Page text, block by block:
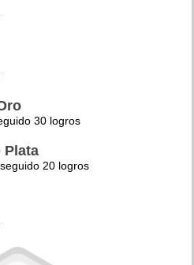
30 logros
Plata
20 logros